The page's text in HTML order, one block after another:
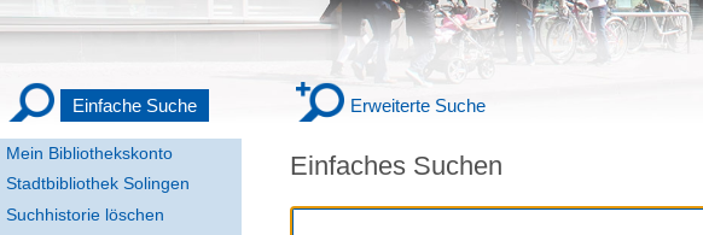
Mein Bibliothekskonto
Stadtbibliothek Solingen
Einfache Suche Erweiterte Suche
Suchhistorie löschen
Einfaches Suchen